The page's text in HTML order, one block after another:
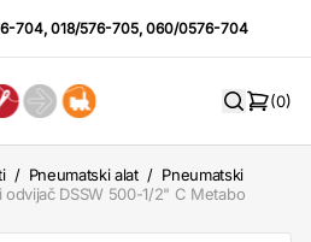
704,018/576-705,060/0576-704
(0)
/ Pneumatski alat / Pneumatski
odvijač DSSW 500-1/2" C Metabo